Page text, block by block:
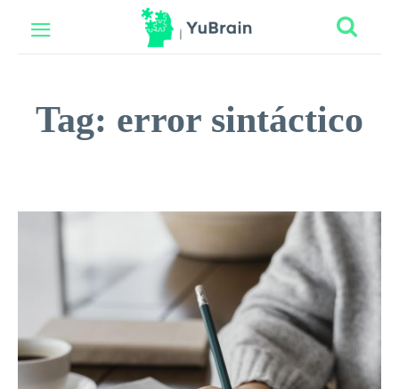
Tag: error sintáctico